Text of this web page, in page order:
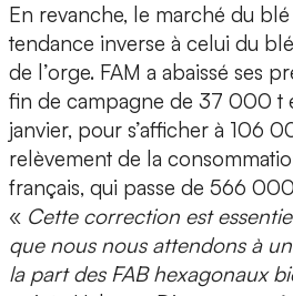
En revanche, le marché du
tendance inverse à celui du
de l’orge. FAM a abaissé ses
fin de campagne de 37 000 t
janvier, pour s’afficher à 106
relèvement de la
français, qui passe de 566
« Cette correction est
que nous nous attendons à
la part des FAB hexagonaux